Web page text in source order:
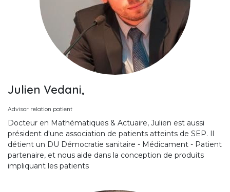
Julien Vedani,
Advisor relation patient
Docteur en Mathématiques & Actuaire, Julien est aussi
président d'une association de patients atteints de SEP. Il
détient un DU Démocratie sanitaire - Médicament - Patient
partenaire, et nous aide dans la conception de produits
impliquant les patients